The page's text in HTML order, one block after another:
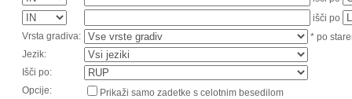
išči po
Vrsta gradiva:
* po
Jezik:
Išči po:
Opcije:
Prikaži samo zadetke s celotnim besedilom